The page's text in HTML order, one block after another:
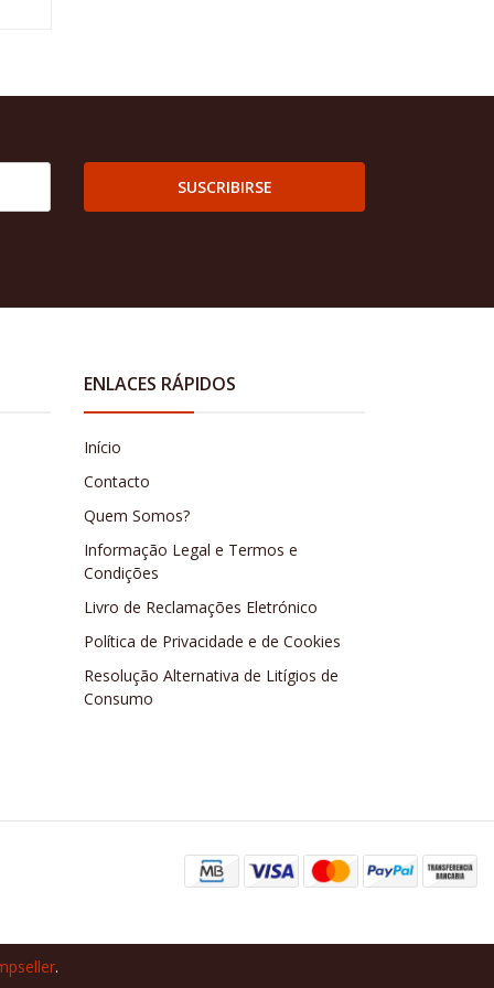
SUSCRIBIRSE
ENLACES RÁPIDOS
Início
Contacto
Quem Somos?
Informação Legal e Termos e
Condições
Livro de Reclamações Eletrónico
Política de Privacidade e de Cookies
Resolução Alternativa de Litígios de
Consumo
.